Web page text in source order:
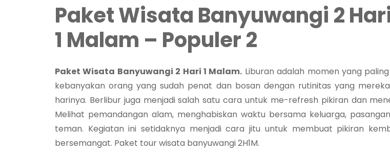
Paket Wisata Banyuwangi 2
1 Malam – Populer 2
Paket Wisata Banyuwangi 2 Hari 1 Malam. Liburan adalah momen yang
kebanyakan orang yang sudah penat dan bosan dengan rutinitas yang
harinya. Berlibur juga menjadi salah satu cara untuk me-refresh pikiran dan
Melihat pemandangan alam, menghabiskan waktu bersama keluarga,
teman. Kegiatan ini setidaknya menjadi cara jitu untuk membuat pikiran
bersemangat. Paket tour wisata banyuwangi 2H1M.